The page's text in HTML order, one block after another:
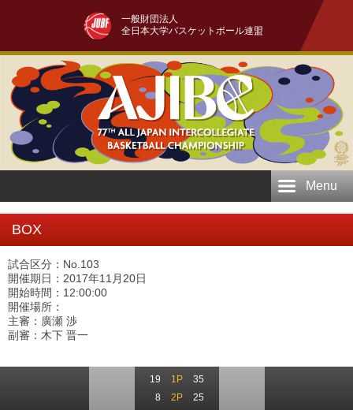
一般財団法人
全日本大学バスケットボール連盟
Menu
BOX
試合区分：No.103
開催期日：2017年11月20日
開始時間：12:00:00
開催場所：
主審：廣瀬 渉
副審：木下 晋一
19 1P
35
8
2P
25